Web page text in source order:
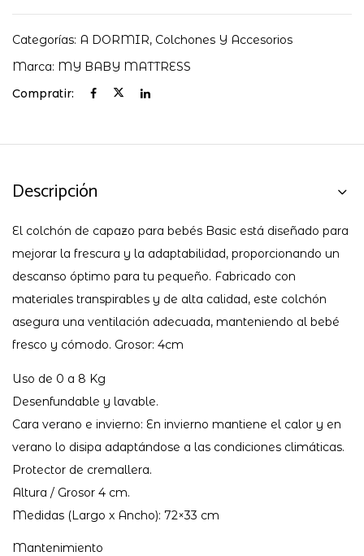
cantidad
Categorías: A DORMIR, Colchones Y Accesorios
Marca: MY BABY MATTRESS
Compratir:
Descripción
El colchón de capazo para bebés Basic está diseñado para
mejorar la frescura y la adaptabilidad, proporcionando un
descanso óptimo para tu pequeño. Fabricado con
materiales transpirables y de alta calidad, este colchón
asegura una ventilación adecuada, manteniendo al bebé
fresco y cómodo. Grosor: 4cm
Uso de 0 a 8 Kg
Desenfundable y lavable.
Cara verano e invierno: En invierno mantiene el calor y en
verano lo disipa adaptándose a las condiciones climáticas.
Protector de cremallera.
Altura / Grosor 4 cm.
Medidas (Largo x Ancho): 72×33 cm
Mantenimiento